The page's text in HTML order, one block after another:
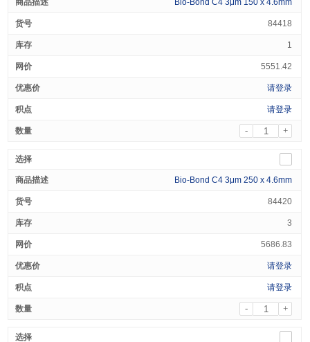
Bio-Bond C4 3μm 150 x 4.6mm
84418
1
5551.42
请登录
请登录
- +
Bio-Bond C4 3μm 250 x 4.6mm
84420
3
5686.83
请登录
请登录
- +